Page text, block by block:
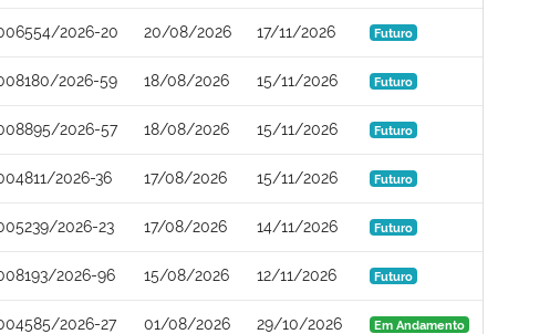
2026-20 20/08/2026 17/11/2026 Futuro
2026-59 18/08/2026 15/11/2026 Futuro
2026-57 18/08/2026 15/11/2026 Futuro
2026-36 17/08/2026 15/11/2026 Futuro
2026-23 17/08/2026 14/11/2026 Futuro
2026-96 15/08/2026 12/11/2026 Futuro
2026-27 01/08/2026 29/10/2026 Em Andamento